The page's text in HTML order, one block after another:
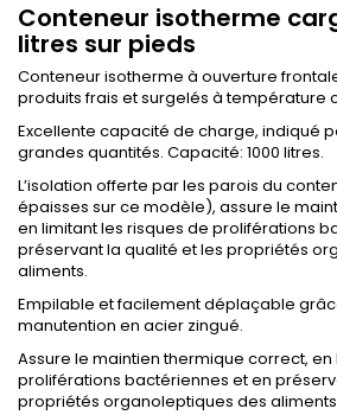
Conteneur isotherme
litres sur pieds
Conteneur isotherme à ouverture
produits frais et surgelés à température
Excellente capacité de charge, indiqué
grandes quantités. Capacité: 1000 litres.
L’isolation offerte par les parois du
épaisses sur ce modèle), assure le
en limitant les risques de proliférations
préservant la qualité et les propriétés
aliments.
Empilable et facilement déplaçable
manutention en acier zingué.
Assure le maintien thermique correct,
proliférations bactériennes et en
propriétés organoleptiques des